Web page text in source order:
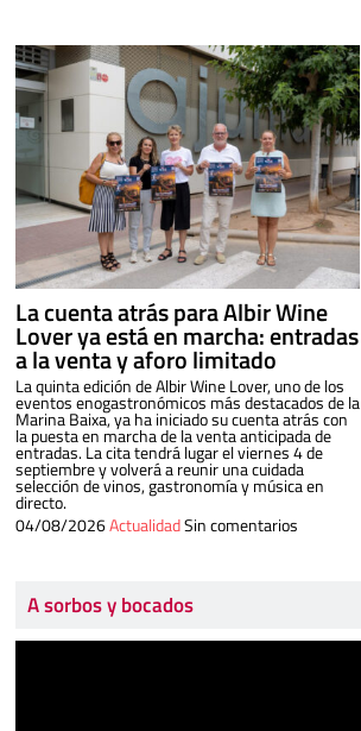
La cuenta atrás para Albir Wine
Lover ya está en marcha: entradas
a la venta y aforo limitado
La quinta edición de Albir Wine Lover, uno de los
eventos enogastronómicos más destacados de la
Marina Baixa, ya ha iniciado su cuenta atrás con
la puesta en marcha de la venta anticipada de
entradas. La cita tendrá lugar el viernes 4 de
septiembre y volverá a reunir una cuidada
selección de vinos, gastronomía y música en
directo.
04/08/2026ActualidadSin comentarios
A sorbos y bocados